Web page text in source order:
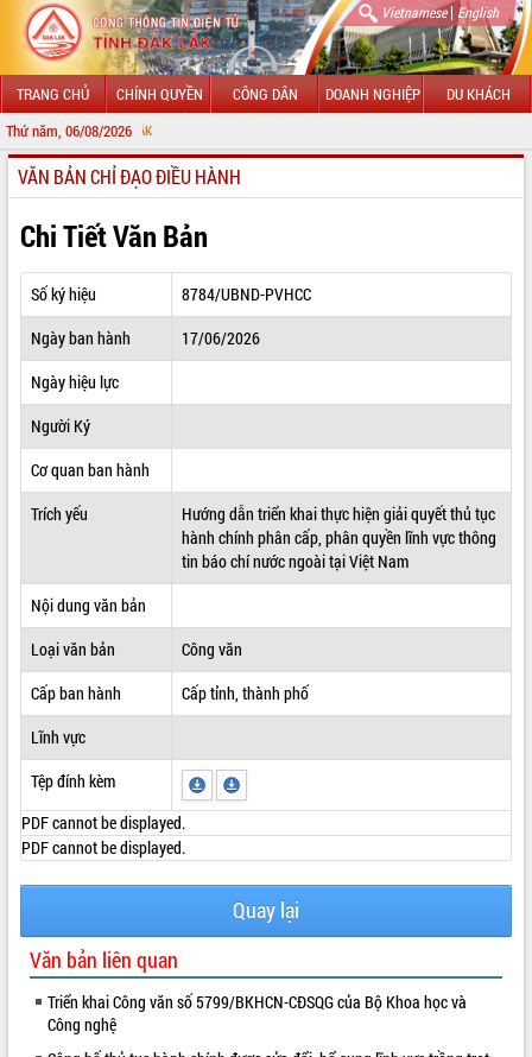
Vietnamese| English
TRANG CHỦ CHÍNH QUYỀN CÔNG DÂN DOANH NGHIỆP DU KHÁCH
Thứ năm, 06/08/2026
GIỚI THIỆU
LÃNH ĐẠO UBND TỈNH
TIN TỨC SỰ KIỆN
SỞ, BAN, NGÀNH
THÔNG TIN CHỈ ĐẠO ĐIỀU HÀNH
HỆ THỐNG VĂN BẢN
VĂN BẢN HĐND TỈNH
QUY HOẠCH - KẾ HOẠCH
VĂN BẢN CHỈ ĐẠO ĐIỀU HÀNH
Chi Tiết Văn Bản
Số ký hiệu
8784/UBND-PVHCC
Ngày ban hành
17/06/2026
Ngày hiệu lực
Người Ký
Cơ quan ban hành
Trích yếu
Hướng dẫn triển khai thực hiện giải quyết thủ tục
hành chính phân cấp, phân quyền lĩnh vực thông
tin báo chí nước ngoài tại Việt Nam
Nội dung văn bản
Loại văn bản
Công văn
Cấp ban hành
Cấp tỉnh, thành phố
Lĩnh vực
Tệp đính kèm
PDF cannot be displayed.
PDF cannot be displayed.
Quay lại
Văn bản liên quan
Triển khai Công văn số 5799/BKHCN-CĐSQG của Bộ Khoa học và
Công nghệ